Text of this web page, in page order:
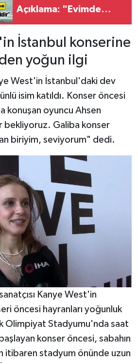
Açıklama: "Evimde
Bulunmadı"
İstanbul konserine
yoğun ilgi
West'in İstanbul'daki dev
isim katıldı. Konser öncesi
konuşan oyuncu Ahsen
bekliyoruz. Galiba konser
biriyim, seviyorum" dedi.
Kanye West'in
öncesi hayranları yoğunluk
Olimpiyat Stadyumu'nda saat
konser öncesi, sabahın
itibaren stadyum önünde uzun